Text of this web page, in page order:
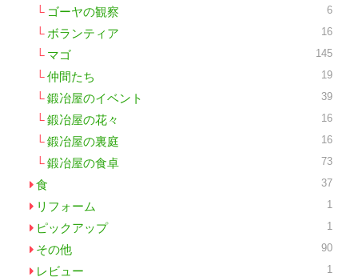
ゴーヤの観察 6
ボランティア 16
マゴ 145
仲間たち 19
鍛冶屋のイベント 39
鍛冶屋の花々 16
鍛冶屋の裏庭 16
鍛冶屋の食卓 73
食 37
リフォーム 1
ピックアップ 1
その他 90
レビュー 1